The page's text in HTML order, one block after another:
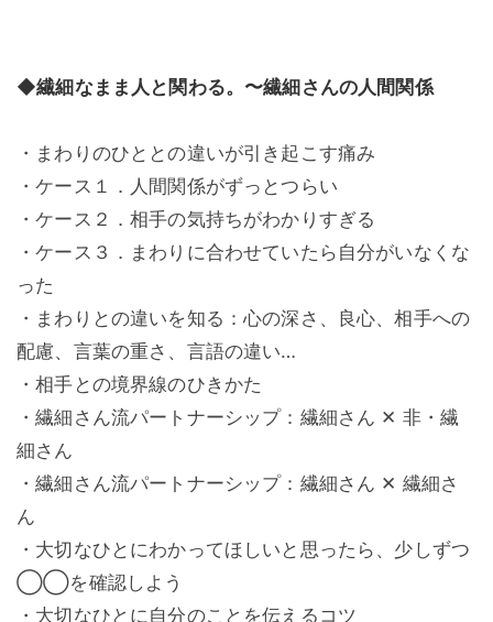
◆繊細なまま人と関わる。〜繊細さんの人間関係
・まわりのひととの違いが引き起こす痛み
・ケース１．人間関係がずっとつらい
・ケース２．相手の気持ちがわかりすぎる
・ケース３．まわりに合わせていたら自分がいなくな
った
・まわりとの違いを知る：心の深さ、良心、相手への
配慮、言葉の重さ、言語の違い…
・相手との境界線のひきかた
・繊細さん流パートナーシップ：繊細さん ✕ 非・繊
細さん
・繊細さん流パートナーシップ：繊細さん ✕ 繊細さ
ん
・大切なひとにわかってほしいと思ったら、少しずつ
◯◯を確認しよう
・大切なひとに自分のことを伝えるコツ